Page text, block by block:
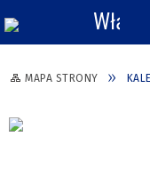
MAPA STRONY
Włącz